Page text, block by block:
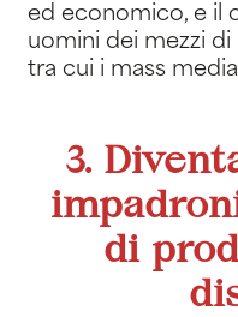
ed economico, e il
uomini dei mezzi
tra cui i mass
3.
di